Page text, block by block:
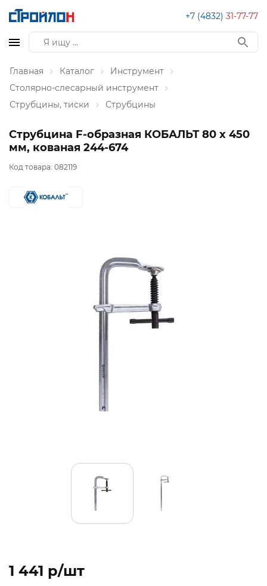
+7 (4832) 31-77-77
Главная Каталог
Инструмент
Столярно-слесарный инструмент
Струбцины, тиски
Струбцины
Струбцина F-образная КОБАЛЬТ 80 х 450
мм, кованая 244-674
Код товара: 082119
1 441 p/шт